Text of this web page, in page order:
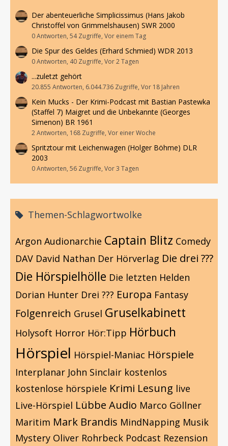
Der abenteuerliche Simplicissimus (Hans Jakob
Christoffel von Grimmelshausen) SWR 2000
0 Antworten, 54 Zugriffe, Vor einem Tag
Die Spur des Geldes (Erhard Schmied) WDR 2013
0 Antworten, 40 Zugriffe, Vor 2 Tagen
...zuletzt gehört
20.855 Antworten, 6.044.736 Zugriffe, Vor 18 Jahren
Kein Mucks - Der Krimi-Podcast mit Bastian Pastewka
(Staffel 7) Maigret und die Unbekannte (Georges
Simenon) BR 1961
2 Antworten, 168 Zugriffe, Vor einer Woche
Spritztour mit Leichenwagen (Holger Böhme) DLR
2003
0 Antworten, 56 Zugriffe, Vor 3 Tagen
Themen-Schlagwortwolke
Argon Audionarchie Captain Blitz Comedy
DAV David Nathan Der Hörverlag Die drei ???
Die Hörspielhölle Die letzten Helden
Dorian Hunter Drei ??? Europa Fantasy
Folgenreich Grusel Gruselkabinett
Holysoft Horror Hör:Tipp Hörbuch
Hörspiel Hörspiel-Maniac Hörspiele
Interplanar John Sinclair kostenlos
kostenlose hörspiele Krimi Lesung live
Live-Hörspiel Lübbe Audio Marco Göllner
Maritim Mark Brandis MindNapping Musik
Mystery Oliver Rohrbeck Podcast Rezension